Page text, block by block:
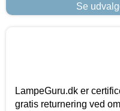
Se
LampeGuru.dk er
gratis returnering ved